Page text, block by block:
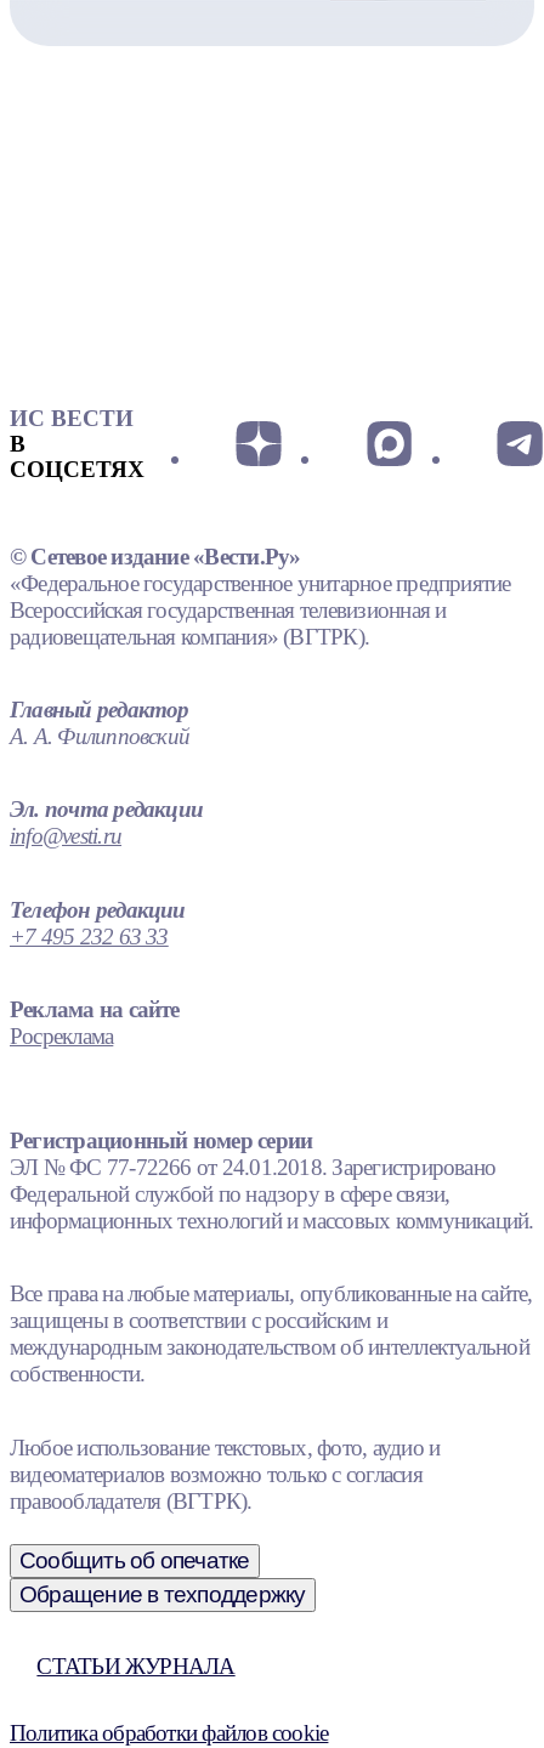
ИС ВЕСТИ
В
СОЦСЕТЯХ
© Сетевое издание «Вести.Ру»
«Федеральное государственное унитарное предприятие
Всероссийская государственная телевизионная и
радиовещательная компания» (ВГТРК).
Главный редактор
А. А. Филипповский
Эл. почта редакции
info@vesti.ru
Телефон редакции
+7 495 232 63 33
Реклама на сайте
Росреклама
Регистрационный номер серии
ЭЛ № ФС 77-72266 от 24.01.2018. Зарегистрировано
Федеральной службой по надзору в сфере связи,
информационных технологий и массовых коммуникаций.
Все права на любые материалы, опубликованные на сайте,
защищены в соответствии с российским и
международным законодательством об интеллектуальной
собственности.
Любое использование текстовых, фото, аудио и
видеоматериалов возможно только с согласия
правообладателя (ВГТРК).
Сообщить об опечатке
Обращение в техподдержку
СТАТЬИ ЖУРНАЛА
Политика обработки файлов cookie